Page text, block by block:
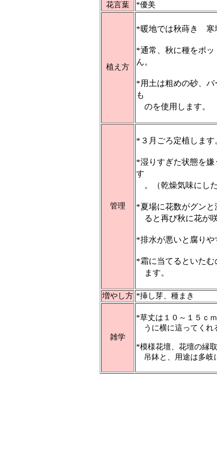
花言葉
*優美
植え方
*暖地では秋蒔き 寒
*通常、秋に種をポ
ん。
*用土は粗めの砂、
も
のを使用します。
管理
*３月ごろ定植します
*湿りすぎた状態を
す
。（乾燥気味にし
*夏場に花数がグン
ると再び秋に花が
*排水が悪いと腐り
*霜に当てるといた
ます。
増やし方 *挿し芽、種まき
雑学
*草丈は１０～１５ｃ
うに横に這ってくれ
*模様花壇、花壇の縁
吊鉢と、用途は多岐